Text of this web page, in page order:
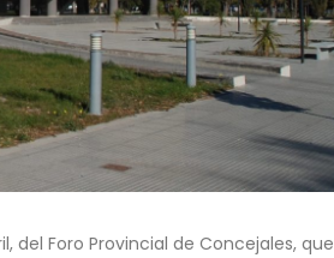
del Foro Provincial de Concejales, que